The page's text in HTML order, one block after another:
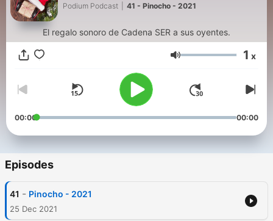
Podium Podcast 41 - Pinocho - 2021
El regalo sonoro de Cadena SER a sus oyentes.
Volume 1 x
00:00 00:00
Episodes
41 - Pinocho - 2021
25 Dec 2021